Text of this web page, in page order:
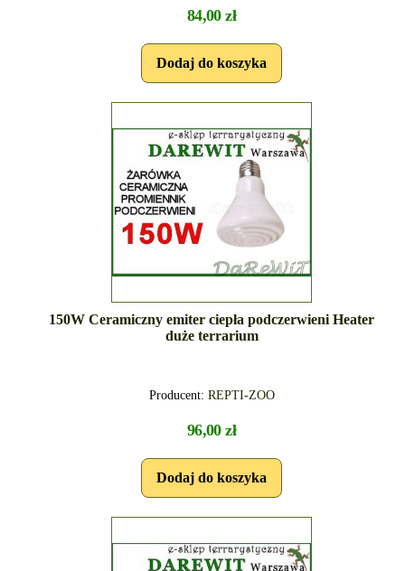
84,00 zł
150W Ceramiczny emiter ciepła podczerwieni Heater
duże terrarium
Producent: REPTI-ZOO
96,00 zł